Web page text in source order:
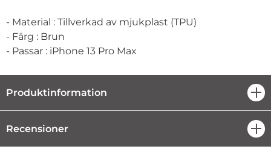
- Material : Tillverkad av mjukplast (TPU)
- Färg : Brun
- Passar : iPhone 13 Pro Max
Produktinformation
Recensioner